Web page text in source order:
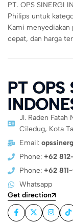
PT. OPS SINERGI
Philips untuk
Kami menyediakan
cepat, dan harga
PT OPS
Jl. Raden Fatah
Ciledug, Kota
Email:
Phone: +62
Phone: +62
Whatsapp
Get direction